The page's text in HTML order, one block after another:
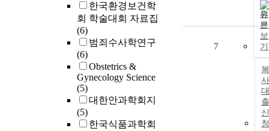
한국환경보건학
회 학술대회 자료집
(6)
범죄수사학연구
(6)
Obstetrics &
Gynecology Science
(5)
대한안과학회지
(5)
한국식품과학회
원
문
보
기
복
대
출
신
청
7